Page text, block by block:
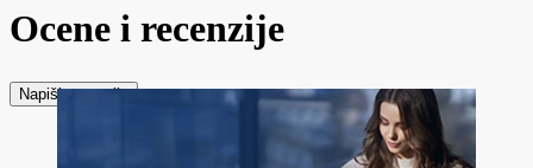
Ocene i recenzije
Napiši recenziju